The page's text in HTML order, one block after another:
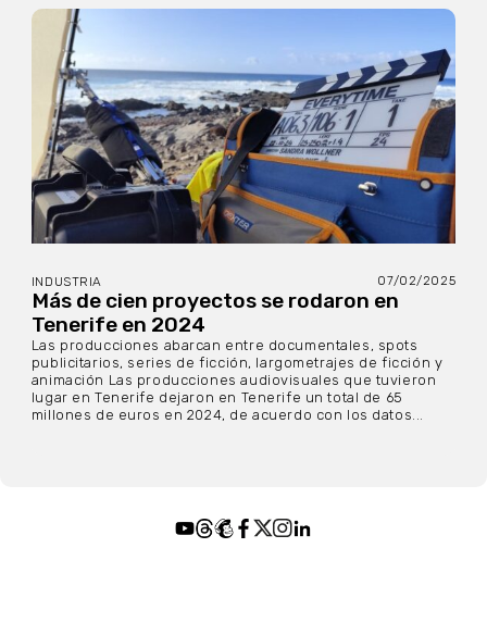
INDUSTRIA 07/02/2025
Más de cien proyectos se rodaron en
Tenerife en 2024
Las producciones abarcan entre documentales, spots
publicitarios, series de ficción, largometrajes de ficción y
animación Las producciones audiovisuales que tuvieron
lugar en Tenerife dejaron en Tenerife un total de 65
millones de euros en 2024, de acuerdo con los datos...